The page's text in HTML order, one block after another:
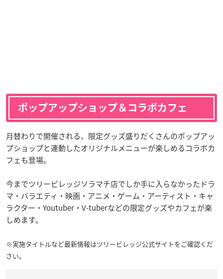
ポップアップショップ＆コラボカフェ
月替わりで開催される、限定グッズ盛りだくさんのポップアッ
プショップと連動したオリジナルメニューが楽しめるコラボカ
フェも登場。
今までツリービレッジソラマチ店でしか手に入らなかったドラ
マ・バラエティ・映画・アニメ・ゲーム・アーティスト・キャ
ラクター・Youtuber・V-tuberなどの限定グッズやカフェが楽
しめます。
※実施タイトルなど最新情報はツリービレッジ公式サイトをご確認くだ
さい。